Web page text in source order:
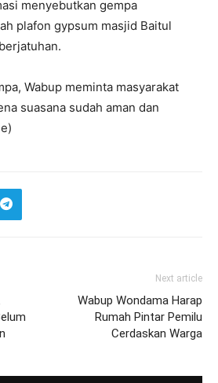
menyebutkan gempa
plafon gypsum masjid Baitul
Wabup meminta masyarakat
suasana sudah aman dan
Next article
Wabup Wondama Harap
Rumah Pintar Pemilu
Cerdaskan Warga